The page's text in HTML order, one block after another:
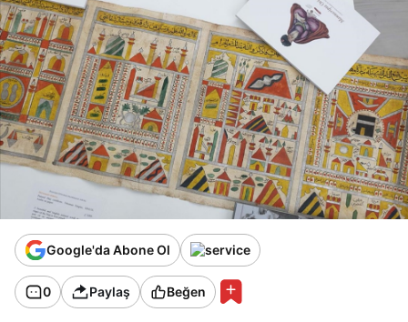
Google'da Abone Ol
0 Paylaş Beğen